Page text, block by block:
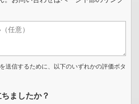
送信するために、以下のいずれかの評価ボタ
ましたか？